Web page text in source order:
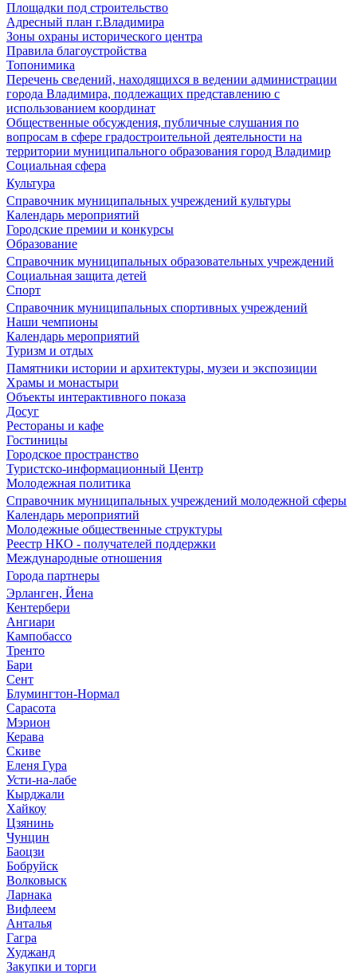
Площадки под строительство
Адресный план г.Владимира
Зоны охраны исторического центра
Правила благоустройства
Топонимика
Перечень сведений, находящихся в ведении администрации
города Владимира, подлежащих представлению с
использованием координат
Общественные обсуждения, публичные слушания по
вопросам в сфере градостроительной деятельности на
территории муниципального образования город Владимир
Социальная сфера
Культура
Справочник муниципальных учреждений культуры
Календарь мероприятий
Городские премии и конкурсы
Образование
Справочник муниципальных образовательных учреждений
Социальная защита детей
Спорт
Справочник муниципальных спортивных учреждений
Наши чемпионы
Календарь мероприятий
Туризм и отдых
Памятники истории и архитектуры, музеи и экспозиции
Храмы и монастыри
Объекты интерактивного показа
Досуг
Рестораны и кафе
Гостиницы
Городское пространство
Туристско-информационный Центр
Молодежная политика
Справочник муниципальных учреждений молодежной сферы
Календарь мероприятий
Молодежные общественные структуры
Реестр НКО - получателей поддержки
Международные отношения
Города партнеры
Эрланген, Йена
Кентербери
Ангиари
Кампобассо
Тренто
Бари
Сент
Блумингтон-Нормал
Сарасота
Мэрион
Керава
Скиве
Еленя Гура
Усти-на-лабе
Кырджали
Хайкоу
Цзянинь
Чунцин
Баоцзи
Бобруйск
Волковыск
Ларнака
Вифлеем
Анталья
Гагра
Худжанд
Закупки и торги